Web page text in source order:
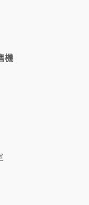
機